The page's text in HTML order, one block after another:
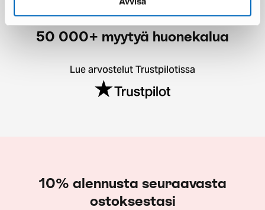
50 000+ myytyä huonekalua
Lue arvostelut Trustpilotissa
10% alennusta seuraavasta
ostoksestasi